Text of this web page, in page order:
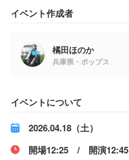
イベント作成者
橘田ほのか
兵庫県・ポップス
イベントについて
2026.04.18（土）
開場12:25 / 開演12:45